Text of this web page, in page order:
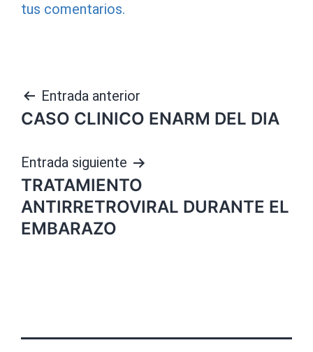
tus comentarios.
Navegación
de
entradas
Entrada anterior
CASO CLINICO ENARM DEL DIA
Entrada siguiente
TRATAMIENTO
ANTIRRETROVIRAL DURANTE EL
EMBARAZO